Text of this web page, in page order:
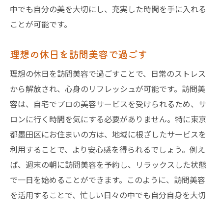
中でも自分の美を大切にし、充実した時間を手に入れる
ことが可能です。
理想の休日を訪問美容で過ごす
理想の休日を訪問美容で過ごすことで、日常のストレス
から解放され、心身のリフレッシュが可能です。訪問美
容は、自宅でプロの美容サービスを受けられるため、サ
ロンに行く時間を気にする必要がありません。特に東京
都墨田区にお住まいの方は、地域に根ざしたサービスを
利用することで、より安心感を得られるでしょう。例え
ば、週末の朝に訪問美容を予約し、リラックスした状態
で一日を始めることができます。このように、訪問美容
を活用することで、忙しい日々の中でも自分自身を大切